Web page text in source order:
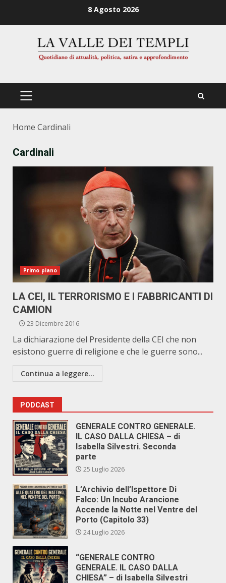
8 Agosto 2026
PRIMÄRES
Home Cardinali
Cardinali
Primo piano
LA CEI, IL TERRORISMO E I FABBRICANTI DI
CAMION
23 Dicembre 2016
La dichiarazione del Presidente della CEI che non
esistono guerre di religione e che le guerre sono...
Continua a leggere...
PODCAST
GENERALE CONTRO GENERALE.
IL CASO DALLA CHIESA – di
Isabella Silvestri. Seconda
parte
25 Luglio 2026
L’Archivio dell’Ispettore Di
Falco: Un Incubo Arancione
Accende la Notte nel Ventre del
Porto (Capitolo 33)
24 Luglio 2026
“GENERALE CONTRO
GENERALE. IL CASO DALLA
CHIESA” – di Isabella Silvestri